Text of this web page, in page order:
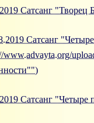
Сатсанг "Творец
Сатсанг
www.advayta.org/
Сатсанг "Четыре